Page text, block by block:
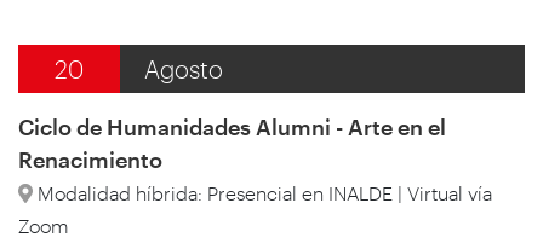
20 Agosto
Ciclo de Humanidades Alumni - Arte en el
Renacimiento
Modalidad híbrida: Presencial en INALDE | Virtual vía
Zoom